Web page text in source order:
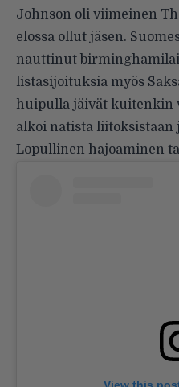
Johnson oli viimeinen
elossa ollut jäsen.
nauttinut
listasijoituksia myös
huipulla jäivät kuitenkin
alkoi natista liitoksistaan
Lopullinen hajoaminen
View this